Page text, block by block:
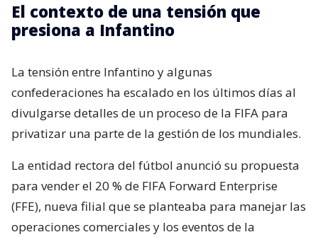
El contexto de una tensión que
presiona a Infantino
La tensión entre Infantino y algunas
confederaciones ha escalado en los últimos días al
divulgarse detalles de un proceso de la FIFA para
privatizar una parte de la gestión de los mundiales.
La entidad rectora del fútbol anunció su propuesta
para vender el 20 % de FIFA Forward Enterprise
(FFE), nueva filial que se planteaba para manejar las
operaciones comerciales y los eventos de la